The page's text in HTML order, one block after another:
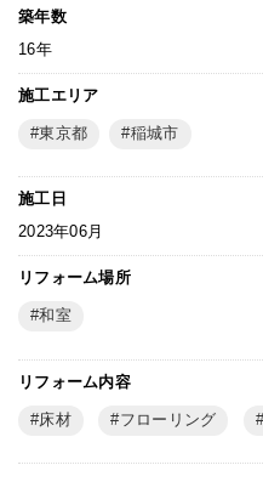
築年数
16年
施工エリア
東京都 稲城市
施工日
2023年06月
リフォーム場所
和室
リフォーム内容
床材 フローリング